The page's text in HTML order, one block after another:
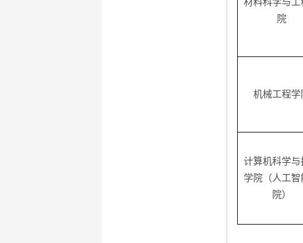
材料科学与工
院
机械工程学
计算机科学与
学院（人工智
院）